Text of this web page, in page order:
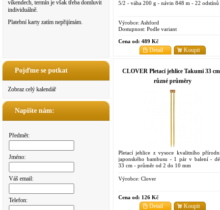
víkendech, termín je však třeba domluvit
individuálně.
Platební karty zatím nepřijímám.
Pojďme se potkat
Zobraz celý kalendář
Napište nám:
Předmět:
Jméno:
Váš email:
Telefon:
5/2 - váha 200 g - návin 848 m - 22 odstínů
Výrobce: Ashford
Dostupnost: Podle variant
Cena od: 489 Kč
Koupit
Detail
CLOVER Pletací jehlice Takumi 33
různé průměry
Pletací jehlice z vysoce kvalitního
japonského bambusu - 1 pár v balení -
33 cm - průměr od 2 do 10 mm
Výrobce: Clover
Cena od: 126 Kč
Koupit
Detail